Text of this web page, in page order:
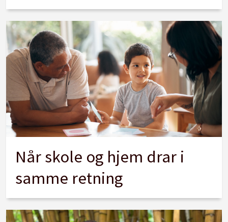
Når skole og hjem drar i
samme retning